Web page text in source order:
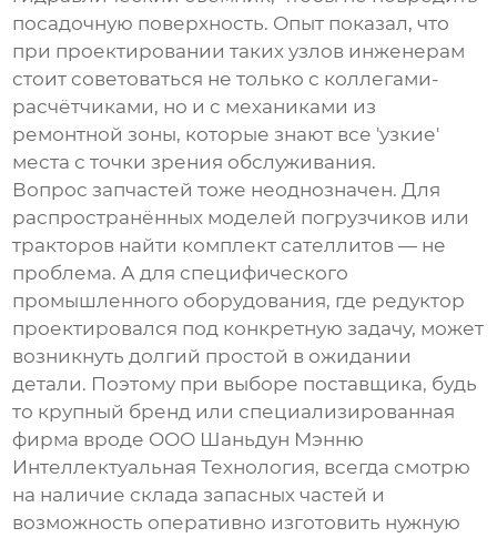
посадочную поверхность. Опыт показал, что
при проектировании таких узлов инженерам
стоит советоваться не только с коллегами-
расчётчиками, но и с механиками из
ремонтной зоны, которые знают все 'узкие'
места с точки зрения обслуживания.
Вопрос запчастей тоже неоднозначен. Для
распространённых моделей погрузчиков или
тракторов найти комплект сателлитов — не
проблема. А для специфического
промышленного оборудования, где редуктор
проектировался под конкретную задачу, может
возникнуть долгий простой в ожидании
детали. Поэтому при выборе поставщика, будь
то крупный бренд или специализированная
фирма вроде ООО Шаньдун Мэнню
Интеллектуальная Технология, всегда смотрю
на наличие склада запасных частей и
возможность оперативно изготовить нужную